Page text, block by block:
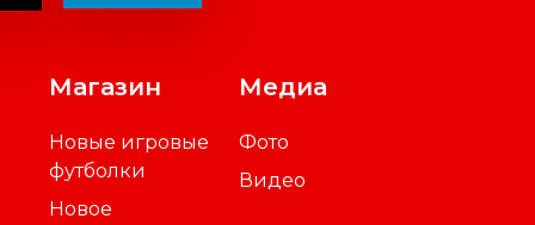
Магазин
Новые игровые
футболки
Новое
Медиа
Фото
Видео